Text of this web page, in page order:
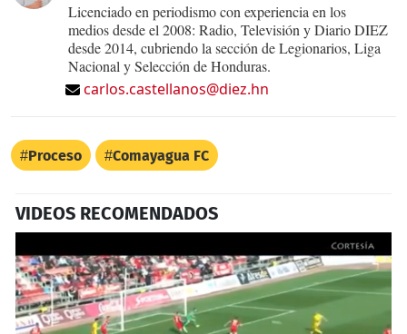
Licenciado en periodismo con experiencia en los
medios desde el 2008: Radio, Televisión y Diario DIEZ
desde 2014, cubriendo la sección de Legionarios, Liga
Nacional y Selección de Honduras.
carlos.castellanos@diez.hn
Proceso Comayagua FC
VIDEOS RECOMENDADOS